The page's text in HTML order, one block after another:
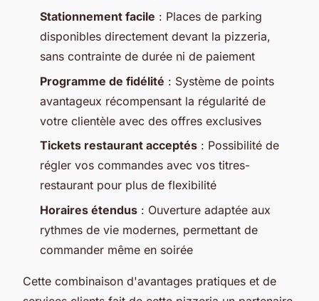
Stationnement facile : Places de parking
disponibles directement devant la pizzeria,
sans contrainte de durée ni de paiement
Programme de fidélité : Système de points
avantageux récompensant la régularité de
votre clientèle avec des offres exclusives
Tickets restaurant acceptés : Possibilité de
régler vos commandes avec vos titres-
restaurant pour plus de flexibilité
Horaires étendus : Ouverture adaptée aux
rythmes de vie modernes, permettant de
commander même en soirée
Cette combinaison d'avantages pratiques et de